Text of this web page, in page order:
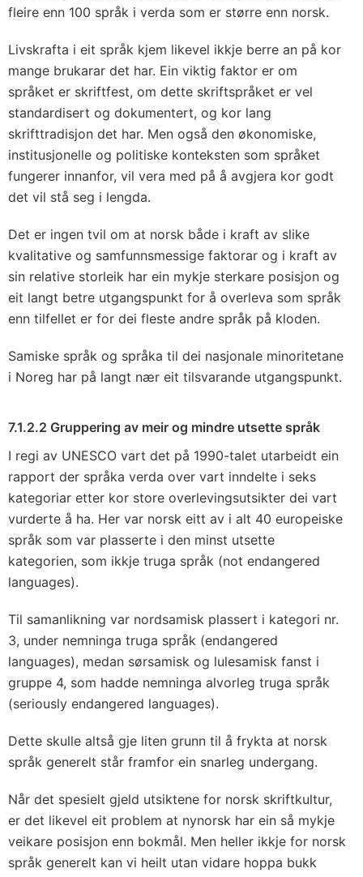
fleire enn 100 språk i verda som er større enn norsk.
Livskrafta i eit språk kjem likevel ikkje berre an på kor
mange brukarar det har. Ein viktig faktor er om
språket er skriftfest, om dette skriftspråket er vel
standardisert og dokumentert, og kor lang
skrifttradisjon det har. Men også den økonomiske,
institusjonelle og politiske konteksten som språket
fungerer innanfor, vil vera med på å avgjera kor godt
det vil stå seg i lengda.
Det er ingen tvil om at norsk både i kraft av slike
kvalitative og samfunnsmessige faktorar og i kraft av
sin relative storleik har ein mykje sterkare posisjon og
eit langt betre utgangspunkt for å overleva som språk
enn tilfellet er for dei fleste andre språk på kloden.
Samiske språk og språka til dei nasjonale minoritetane
i Noreg har på langt nær eit tilsvarande utgangspunkt.
7.1.2.2 Gruppering av meir og mindre utsette språk
I regi av UNESCO vart det på 1990-talet utarbeidt ein
rapport der språka verda over vart inndelte i seks
kategoriar etter kor store overlevingsutsikter dei vart
vurderte å ha. Her var norsk eitt av i alt 40 europeiske
språk som var plasserte i den minst utsette
kategorien, som ikkje truga språk (not endangered
languages).
Til samanlikning var nordsamisk plassert i kategori nr.
3, under nemninga truga språk (endangered
languages), medan sørsamisk og lulesamisk fanst i
gruppe 4, som hadde nemninga alvorleg truga språk
(seriously endangered languages).
Dette skulle altså gje liten grunn til å frykta at norsk
språk generelt står framfor ein snarleg undergang.
Når det spesielt gjeld utsiktene for norsk skriftkultur,
er det likevel eit problem at nynorsk har ein så mykje
veikare posisjon enn bokmål. Men heller ikkje for norsk
språk generelt kan vi heilt utan vidare hoppa bukk